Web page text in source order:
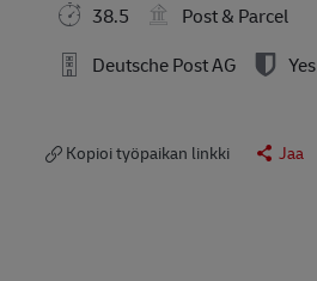
38.5
Post & Parcel
Deutsche Post AG
Yes
Kopioi työpaikan linkki Jaa